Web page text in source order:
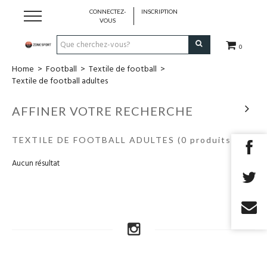
0
CONNECTEZ-
VOUS
INSCRIPTION
Running & Trail
Padel
Home > Football > Textile de football >
Textile de football adultes
AFFINER VOTRE RECHERCHE
TEXTILE DE FOOTBALL ADULTES (0 produits)
Aucun résultat